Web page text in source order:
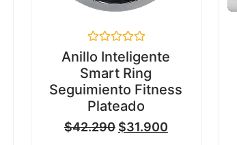
Valorado
en
0
5
Anillo Inteligente
Smart Ring
Seguimiento Fitness
Plateado
$42.290 $31.900